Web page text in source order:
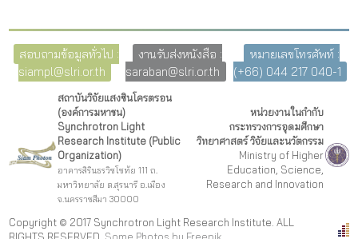
สอบถามข้อมูลทั่วไป :
siampl@slri.or.th
งานรับส่งหนังสือ :
saraban@slri.or.th
หมายเลขโทรศัพท์ :
(+66) 044 217 040-1
สถาบันวิจัยแสงซินโครตรอน
(องค์การมหาชน)
Synchrotron Light
Research Institute (Public
Organization)
อาคารสิรินธรวิชโชทัย 111 ถ.
มหาวิทยาลัย ต.สุรนารี อ.เมือง
จ.นครราชสีมา 30000
หน่วยงานในกำกับ
กระทรวงการอุดมศึกษา
วิทยาศาสตร์ วิจัยและนวัตกรรม
Ministry of Higher
Education, Science,
Research and Innovation
Copyright © 2017 Synchrotron Light Research Institute. ALL